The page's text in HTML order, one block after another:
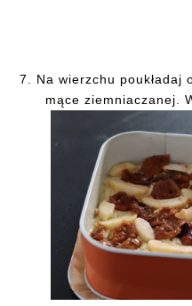
7. Na wierzchu poukładaj
mące ziemniaczanej.